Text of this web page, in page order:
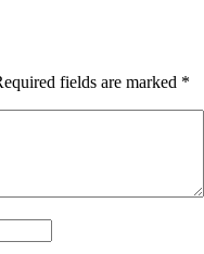
fields are marked *